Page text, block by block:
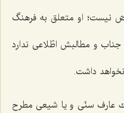
نيست؛ او متعلق به فرهنگ
و مطالبش اطّلاعى ندارد
داشت.
يك عارف سنّى و يا شيعى مطرح